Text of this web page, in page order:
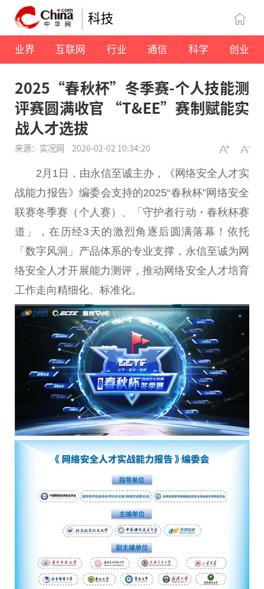
科技
业界 互联网 行业 通信 科学 创业
2025“春秋杯”冬季赛-个人技能测
评赛圆满收官 “T&EE”赛制赋能实
战人才选拔
来源：实况网 2026-02-02 10:34:20
2月1日，由永信至诚主办，《网络安全人才实
战能力报告》编委会支持的2025“春秋杯”网络安全
联赛冬季赛（个人赛）、「守护者行动・春秋杯赛
道」，在历经3天的激烈角逐后圆满落幕！依托
「数字风洞」产品体系的专业支撑，永信至诚为网
络安全人才开展能力测评，推动网络安全人才培育
工作走向精细化、标准化。